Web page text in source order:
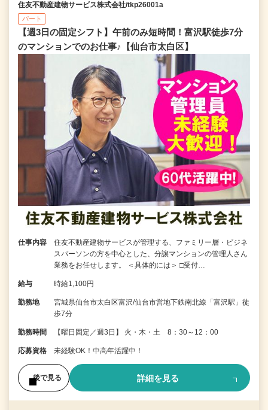
住友不動産建物サービス株式会社/tkp26001a
パート
【週3日の固定シフト】午前のみ短時間！富沢駅徒歩7分
のマンションでのお仕事♪【仙台市太白区】
仕事内容
住友不動産建物サービスが管理する、ファミリー層・ビジネ
スパーソンの方を中心とした、分譲マンションの管理人さん
業務をお任せします。 ＜具体的には＞ □受付…
給与 時給1,100円
勤務地
宮城県仙台市太白区富沢/仙台市営地下鉄南北線「富沢駅」徒
歩7分
勤務時間 【曜日固定／週3日】 火・木・土 8：30～12：00
応募資格 未経験OK！中高年活躍中！
後で見る 詳細を見る